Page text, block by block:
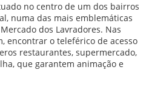
no centro de um dos bairros
numa das mais emblemáticas
dos Lavradores. Nas
encontrar o teleférico de acesso
restaurantes, supermercado,
que garantem animação e